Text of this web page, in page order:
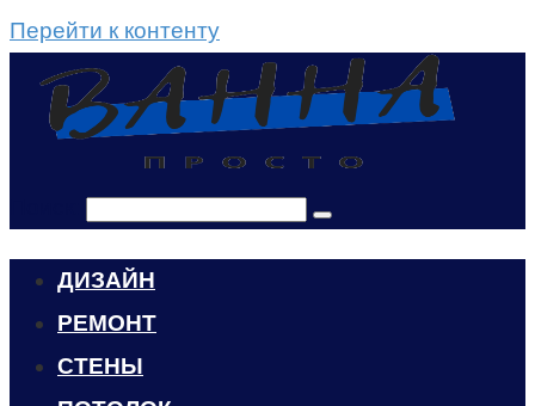
Перейти к контенту
ДИЗАЙН
РЕМОНТ
СТЕНЫ